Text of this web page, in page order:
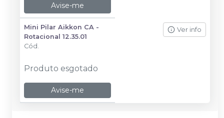
Avise-me
Mini Pilar Aikkon CA -
Rotacional 12.35.01
Cód.
Ver info
Produto esgotado
Avise-me